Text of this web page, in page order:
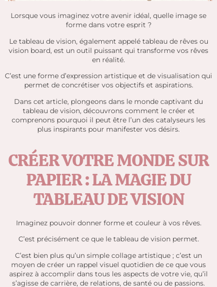
Lorsque vous imaginez votre avenir idéal, quelle image se
forme dans votre esprit ?
Le tableau de vision, également appelé tableau de rêves ou
vision board, est un outil puissant qui transforme vos rêves
en réalité.
C’est une forme d’expression artistique et de visualisation qui
permet de concrétiser vos objectifs et aspirations.
Dans cet article, plongeons dans le monde captivant du
tableau de vision, découvrons comment le créer et
comprenons pourquoi il peut être l’un des catalyseurs les
plus inspirants pour manifester vos désirs.
CRÉER VOTRE MONDE SUR
PAPIER : LA MAGIE DU
TABLEAU DE VISION
Imaginez pouvoir donner forme et couleur à vos rêves.
C’est précisément ce que le tableau de vision permet.
C’est bien plus qu’un simple collage artistique ; c’est un
moyen de créer un rappel visuel quotidien de ce que vous
aspirez à accomplir dans tous les aspects de votre vie, qu’il
s’agisse de carrière, de relations, de santé ou de passions.